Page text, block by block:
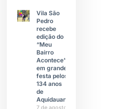
Vila São
Pedro
recebe
edição do
“Meu
Bairro
Acontece”
em grande
festa pelos
134 anos
de
Aquidauana